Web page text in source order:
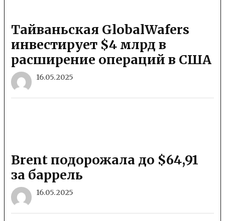
Тайваньская GlobalWafers
инвестирует $4 млрд в
расширение операций в США
16.05.2025
Brent подорожала до $64,91
за баррель
16.05.2025